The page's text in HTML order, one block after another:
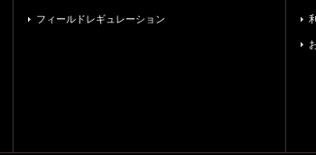
フィールドレギュレーション